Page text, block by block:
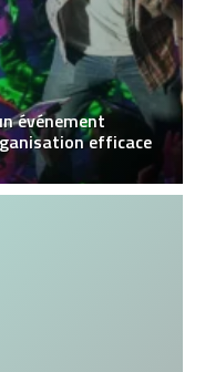
événement
efficace